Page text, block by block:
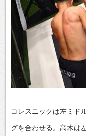
コレスニックは左ミド
グを合わせる。高木は